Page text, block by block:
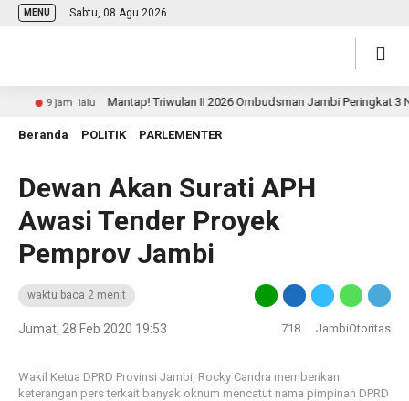
MENU Sabtu, 08 Agu 2026
9 jam lalu Mantap! Triwulan II 2026 Ombudsman Jambi Peringkat 3
Beranda POLITIK PARLEMENTER
Dewan Akan Surati APH
Awasi Tender Proyek
Pemprov Jambi
waktu baca 2 menit
Jumat, 28 Feb 2020 19:53 718 JambiOtoritas
Wakil Ketua DPRD Provinsi Jambi, Rocky Candra memberikan
keterangan pers terkait banyak oknum mencatut nama pimpinan DPRD